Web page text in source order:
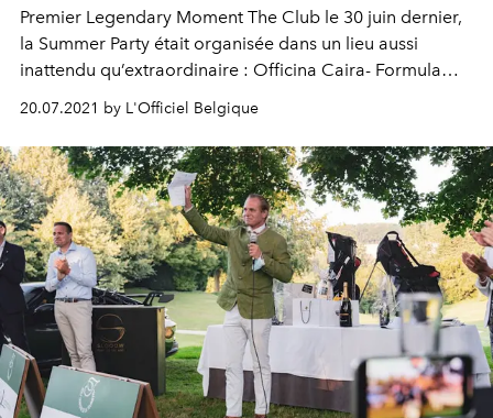
Premier Legendary Moment The Club le 30 juin dernier,
la Summer Party était organisée dans un lieu aussi
inattendu qu’extraordinaire : Officina Caira- Formula
Uno, un atelier unique en Belgique où les frères Caira
restaurent avec passion des F1 d’origine, pour qu’elles
roulent à nouveau !
20.07.2021 by L'Officiel Belgique